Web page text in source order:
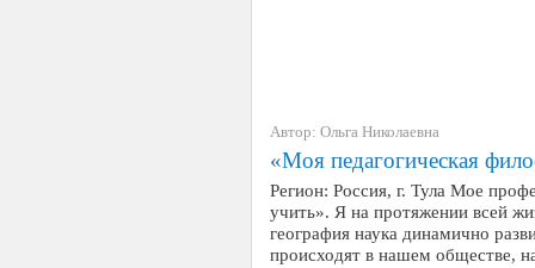
Автор: Ольга Николаевна
«Моя педагогическая
Регион: Россия, г. Тула Мое
учить». Я на протяжении всей
география наука динамично
происходят в нашем обществе,